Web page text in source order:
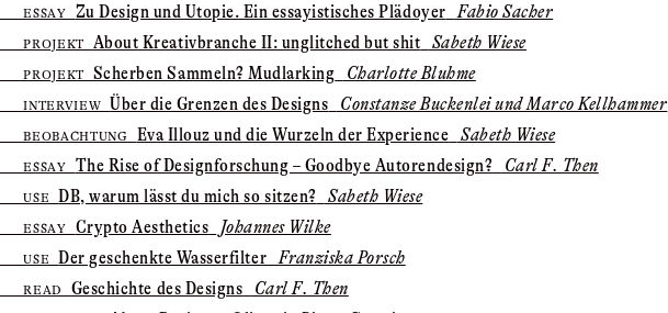
ESSAY Zu Design und Utopie. Ein essayistisches Plädoyer Fabio Sacher
PROJEKT About Kreativbranche II: unglitched but shit Sabeth Wiese
PROJEKT Scherben Sammeln? Mudlarking Charlotte Bluhme
INTERVIEW Über die Grenzen des Designs Constanze Buckenlei und Marco Kellhammer
BEOBACHTUNG Eva Illouz und die Wurzeln der Experience Sabeth Wiese
ESSAY The Rise of Designforschung – Goodbye Autorendesign? Carl F. Then
USEDB, warum lässt du mich so sitzen? Sabeth Wiese
ESSAY Crypto Aesthetics Johannes Wilke
USEDer geschenkte Wasserfilter Franziska Porsch
READ Geschichte des Designs
Carl F. Then